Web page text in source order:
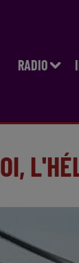
RADIO